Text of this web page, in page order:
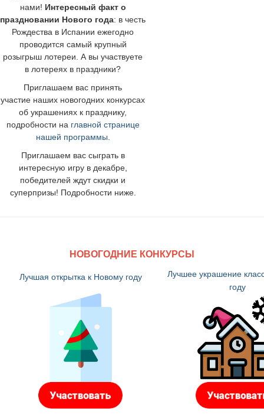
нами! Интересный факт о
праздновании Нового года: в честь
Рождества в Испании ежегодно
проводится самый крупный
розыгрыш лотереи. А вы участвуете
в лотереях в праздники?
Приглашаем вас принять
участие наших новогодних конкурсах
об украшениях к празднику,
подробности на главной странице
нашей программы
Приглашаем вас сыграть в
интересную игру в декабре,
победителей ждут скидки и
суперпризы! Подробности ниже.
НОВОГОДНИЕ КОНКУРСЫ
Лучшая открытка к Новому году
Лучшее украшение
году